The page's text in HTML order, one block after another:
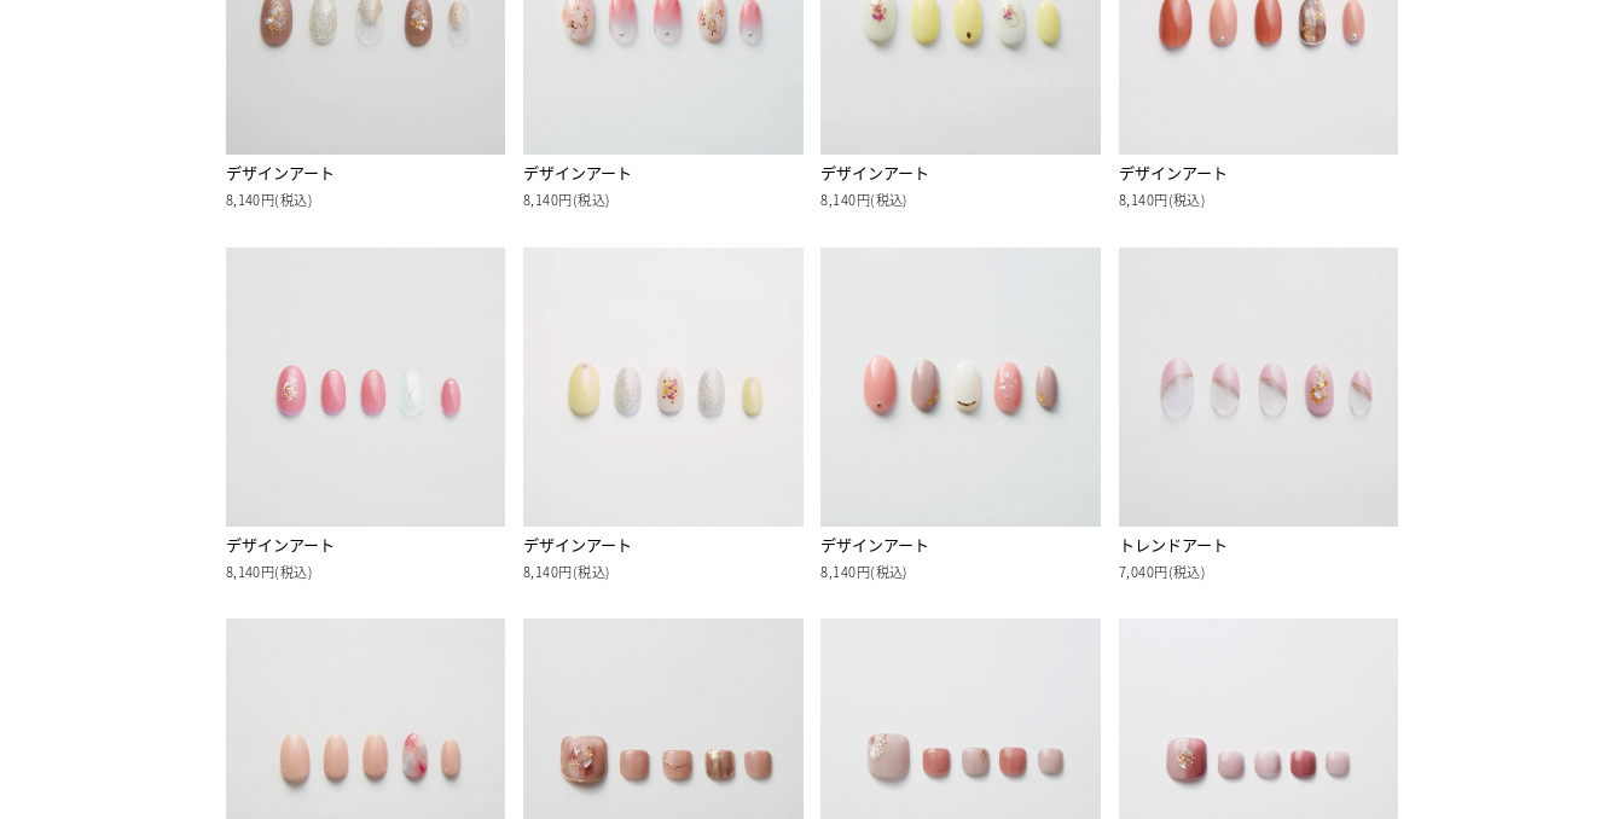
デザインアート
8,140円(税込)
デザインアート
8,140円(税込)
デザインアート
8,140円(税込)
デザインアート
8,140円(税込)
デザインアート
8,140円(税込)
デザインアート
8,140円(税込)
デザインアート
8,140円(税込)
トレンドアート
7,040円(税込)